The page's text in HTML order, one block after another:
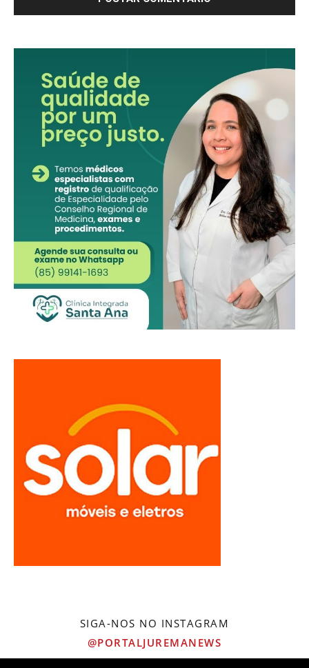
SIGA-NOS NO INSTAGRAM
@PORTALJUREMANEWS